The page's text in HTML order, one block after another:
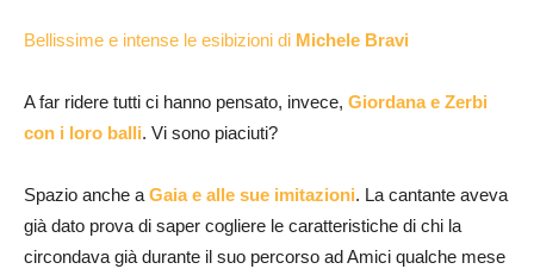
Bellissime e intense le esibizioni di Michele Bravi
A far ridere tutti ci hanno pensato, invece, Giordana e Zerbi
con i loro balli. Vi sono piaciuti?
Spazio anche aGaia e alle sue imitazioni. La cantante aveva
già dato prova di saper cogliere le caratteristiche di chi la
circondava già durante il suo percorso ad Amici qualche mese